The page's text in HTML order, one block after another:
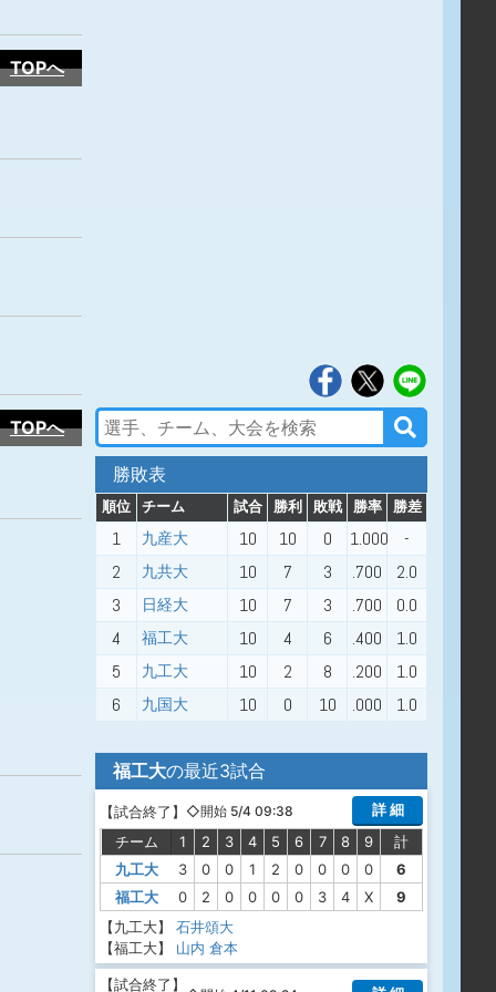
TOPへ
TOPへ
勝敗表
順位 チーム 試合 勝利 敗戦 勝率 勝差
1 九産大 10 10 0 1.000
-
2
九共大 10 7 3 .700
2.0
3
日経大 10 7 3 .700
0.0
4
福工大 10 4 6 .400
1.0
5
九工大 10 2 8 .200
1.0
6
九国大 10 0 10 .000 1.0
福工大の最近3試合
【試合終了】 ◇開始 5/4 09:38
詳 細
チーム
1 2 3 4 5 6 7 8 9
計
九工大
3 0 0 1 2 0 0 0 0
6
福工大
0 2 0 0 0 0 3 4 X
9
【九工大】
石井頌大
【福工大】
山内 倉本
【試合終了】